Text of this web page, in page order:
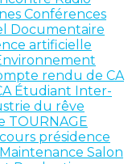
Conférences
Documentaire
artificielle
rendu de CA
Étudiant Inter-
du rêve
TOURNAGE
présidence
Maintenance Salon